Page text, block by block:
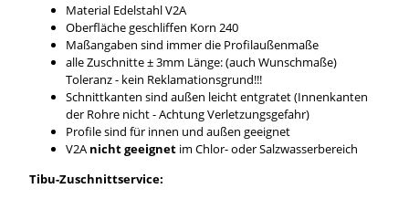
Material Edelstahl V2A
Oberfläche geschliffen Korn 240
Maßangaben sind immer die Profilaußenmaße
alle Zuschnitte ± 3mm Länge: (auch Wunschmaße)
Toleranz - kein Reklamationsgrund!!!
Schnittkanten sind außen leicht entgratet (Innenkanten
der Rohre nicht - Achtung Verletzungsgefahr)
Profile sind für innen und außen geeignet
V2A nicht geeignet im Chlor- oder Salzwasserbereich
Tibu-Zuschnittservice: